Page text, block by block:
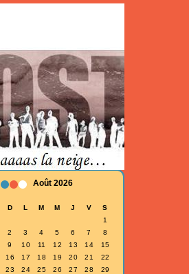
Août 2026
D L M M J V
S
1
2
3 4 5 6 7
8
9
10 11 12 13 14
15
16
17 18 19 20 21
22
23
24 25 26 27 28
29